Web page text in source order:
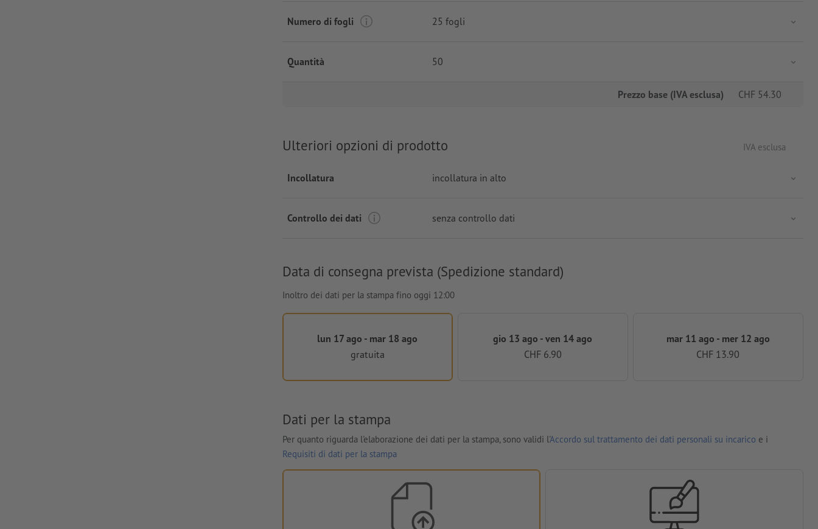
Numero di fogli 25 fogli
Quantità 50
Prezzo base (IVA esclusa) CHF 54.30
Ulteriori opzioni di prodotto IVA esclusa
Incollatura incollatura in alto
Controllo dei dati senza controllo dati
Data di consegna prevista (Spedizione standard)
Inoltro dei dati per la stampa fino oggi 12:00
lun 17 ago - mar 18 ago
gratuita
gio 13 ago - ven 14 ago
CHF 6.90
mar 11 ago - mer 12 ago
CHF 13.90
Dati per la stampa
Per quanto riguarda l'elaborazione dei dati per la stampa, sono validi l'Accordo sul trattamento dei dati personali su incarico e i
Requisiti di dati per la stampa